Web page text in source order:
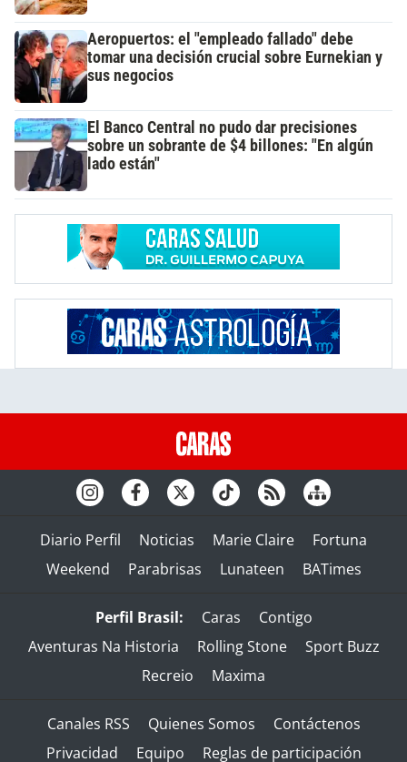
Aeropuertos: el "empleado fallado" debe
tomar una decisión crucial sobre Eurnekian y
sus negocios
El Banco Central no pudo dar precisiones
sobre un sobrante de $4 billones: "En algún
lado están"
Diario Perfil Noticias Marie Claire
Fortuna
Weekend
Parabrisas Lunateen BATimes
Perfil Brasil: Caras
Contigo
Aventuras Na Historia
Rolling Stone
Sport Buzz
Recreio
Maxima
Canales RSS Quienes Somos
Contáctenos
Privacidad
Equipo Reglas de participación